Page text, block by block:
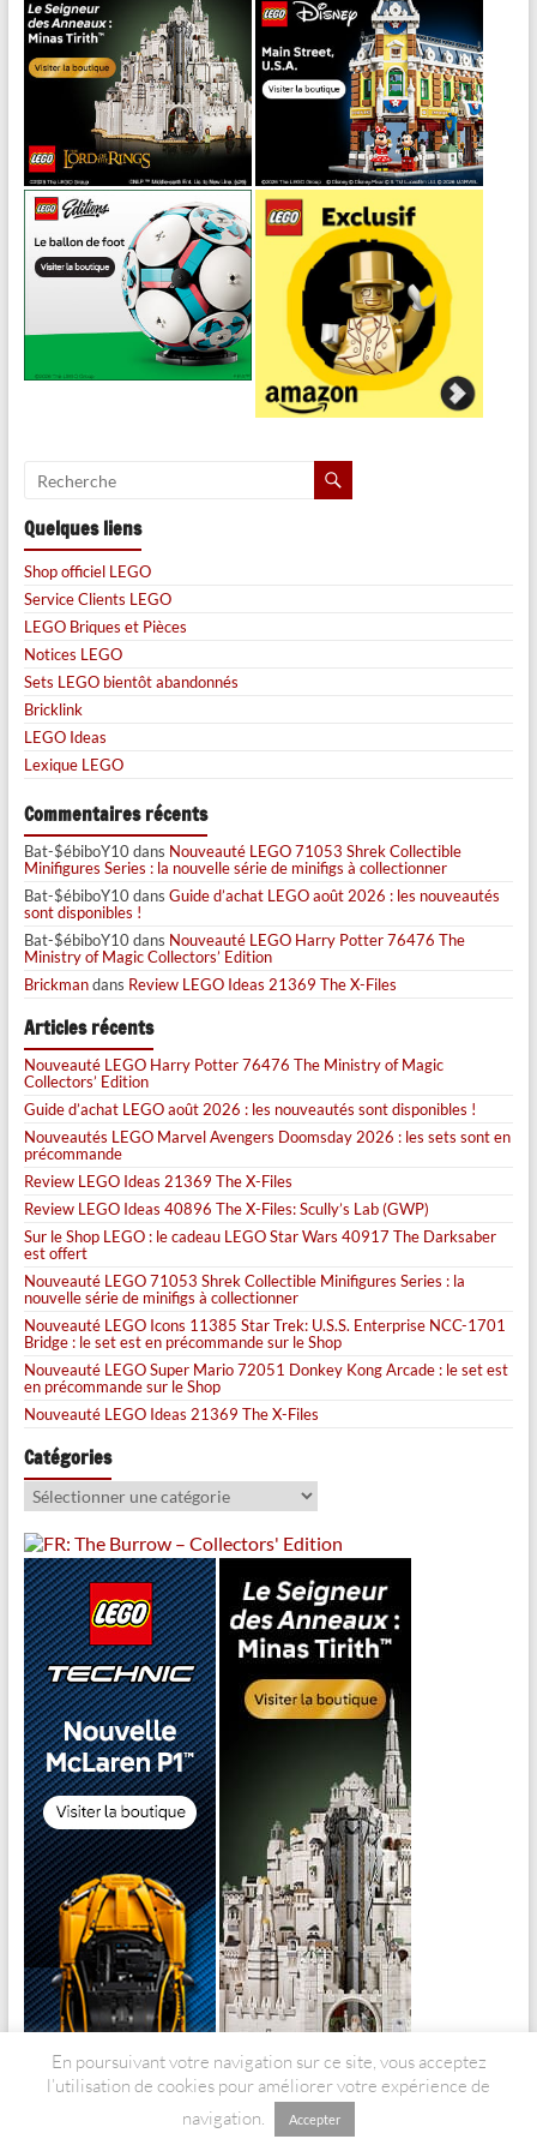
Quelques liens
Shop officiel LEGO
Service Clients LEGO
LEGO Briques et Pièces
Notices LEGO
Sets LEGO bientôt abandonnés
Bricklink
LEGO Ideas
Lexique LEGO
Commentaires récents
Bat-$ébiboY10dans Nouveauté LEGO 71053 Shrek Collectible
Minifigures Series : la nouvelle série de minifigs à collectionner
Bat-$ébiboY10dans Guide d’achat LEGO août 2026 : les nouveautés
sont disponibles !
Bat-$ébiboY10dans Nouveauté LEGO Harry Potter 76476 The
Ministry of Magic Collectors’ Edition
Brickmandans Review LEGO Ideas 21369 The X-Files
Articles récents
Nouveauté LEGO Harry Potter 76476 The Ministry of Magic
Collectors’ Edition
Guide d’achat LEGO août 2026 : les nouveautés sont disponibles !
Nouveautés LEGO Marvel Avengers Doomsday 2026 : les sets sont en
précommande
Review LEGO Ideas 21369 The X-Files
Review LEGO Ideas 40896 The X-Files: Scully’s Lab (GWP)
Sur le Shop LEGO : le cadeau LEGO Star Wars 40917 The Darksaber
est offert
Nouveauté LEGO 71053 Shrek Collectible Minifigures Series : la
nouvelle série de minifigs à collectionner
Nouveauté LEGO Icons 11385 Star Trek: U.S.S. Enterprise NCC-1701
Bridge : le set est en précommande sur le Shop
Nouveauté LEGO Super Mario 72051 Donkey Kong Arcade : le set est
en précommande sur le Shop
Nouveauté LEGO Ideas 21369 The X-Files
Catégories
Catégories
En poursuivant votre navigation sur ce site, vous acceptez
l’utilisation de cookies pour améliorer votre expérience de
navigation.
Accepter